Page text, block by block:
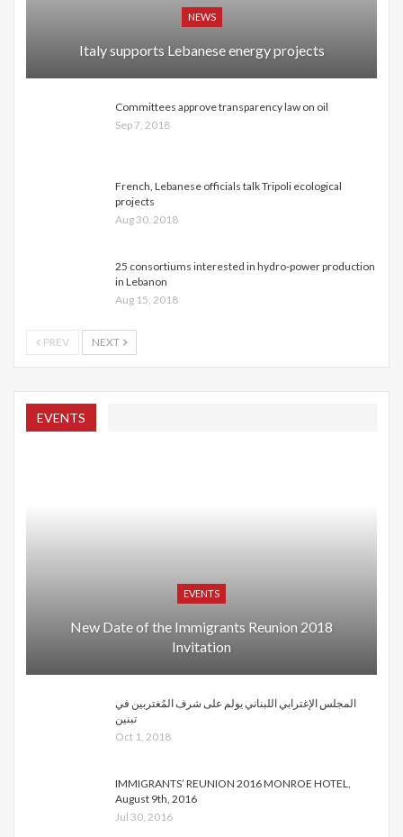
NEWS
Italy supports Lebanese energy projects
Committees approve transparency law on oil
Sep 7, 2018
French, Lebanese officials talk Tripoli ecological
projects
Aug 30, 2018
25 consortiums interested in hydro-power production
in Lebanon
Aug 15, 2018
PREV NEXT
EVENTS
EVENTS
New Date of the Immigrants Reunion 2018
Invitation
المجلس الإغترابي اللبناني يولم على شرف المُغتربين في
تبنين
Oct 1, 2018
IMMIGRANTS’ REUNION 2016 MONROE HOTEL,
August 9th, 2016
Jul 30, 2016